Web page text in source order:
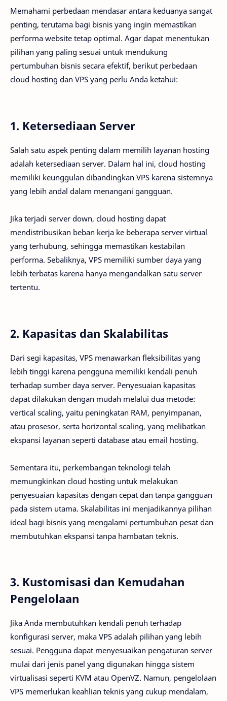
Memahami perbedaan mendasar antara keduanya sangat
penting, terutama bagi bisnis yang ingin memastikan
performa website tetap optimal. Agar dapat menentukan
pilihan yang paling sesuai untuk mendukung
pertumbuhan bisnis secara efektif, berikut perbedaan
cloud hosting dan VPS yang perlu Anda ketahui:
1. Ketersediaan Server
Salah satu aspek penting dalam memilih layanan hosting
adalah ketersediaan server. Dalam hal ini, cloud hosting
memiliki keunggulan dibandingkan VPS karena sistemnya
yang lebih andal dalam menangani gangguan.
Jika terjadi server down, cloud hosting dapat
mendistribusikan beban kerja ke beberapa server virtual
yang terhubung, sehingga memastikan kestabilan
performa. Sebaliknya, VPS memiliki sumber daya yang
lebih terbatas karena hanya mengandalkan satu server
tertentu.
2. Kapasitas dan Skalabilitas
Dari segi kapasitas, VPS menawarkan fleksibilitas yang
lebih tinggi karena pengguna memiliki kendali penuh
terhadap sumber daya server. Penyesuaian kapasitas
dapat dilakukan dengan mudah melalui dua metode:
vertical scaling, yaitu peningkatan RAM, penyimpanan,
atau prosesor, serta horizontal scaling, yang melibatkan
ekspansi layanan seperti database atau email hosting.
Sementara itu, perkembangan teknologi telah
memungkinkan cloud hosting untuk melakukan
penyesuaian kapasitas dengan cepat dan tanpa gangguan
pada sistem utama. Skalabilitas ini menjadikannya pilihan
ideal bagi bisnis yang mengalami pertumbuhan pesat dan
membutuhkan ekspansi tanpa hambatan teknis.
3. Kustomisasi dan Kemudahan
Pengelolaan
Jika Anda membutuhkan kendali penuh terhadap
konfigurasi server, maka VPS adalah pilihan yang lebih
sesuai. Pengguna dapat menyesuaikan pengaturan server
mulai dari jenis panel yang digunakan hingga sistem
virtualisasi seperti KVM atau OpenVZ. Namun, pengelolaan
VPS memerlukan keahlian teknis yang cukup mendalam,